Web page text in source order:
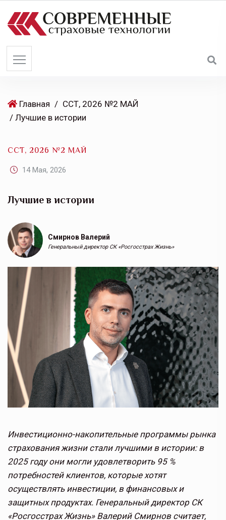
Главная / ССТ, 2026 №2 МАЙ
/ Лучшие в истории
ССТ, 2026 №2 МАЙ
14 Мая, 2026
Лучшие в истории
Смирнов Валерий
Генеральный директор СК «Росгосстрах Жизнь»
Инвестиционно-накопительные программы рынка
страхования жизни стали лучшими в истории: в
2025 году они могли удовлетворить 95 %
потребностей клиентов, которые хотят
осуществлять инвестиции, в финансовых и
защитных продуктах. Генеральный директор СК
«Росгосстрах Жизнь» Валерий Смирнов считает,